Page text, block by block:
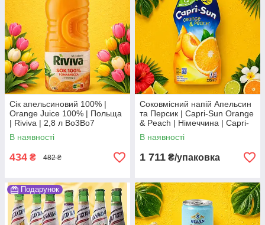
Сік апельсиновий 100% |
Orange Juice 100% | Польща
| Riviva | 2,8 л Во3Во7
В наявності
434 ₴ 482 ₴
Соковмісний напій Апельсин
та Персик | Capri-Sun Orange
& Peach | Німеччина | Capri-
Sun | 15×330 мл | великий
сімейний формат Во3
В наявності
1 711 ₴/упаковка
Подарунок